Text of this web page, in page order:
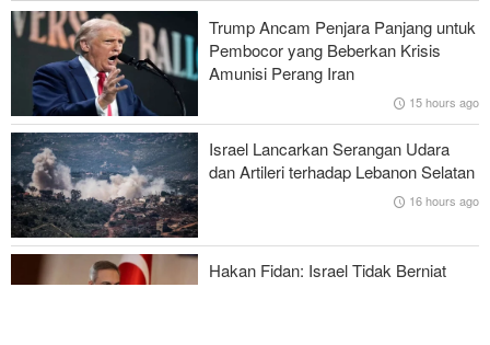
Brigjen Akrami Nia: Artesh dalam Kondisi Siaga Penuh
Foreign Policy: Riyadh Terjepit di Antara Iran dan Ansarullah,
Kebijakan Ini Gagal
Brigjen Ebnolreza: Teknologi Iran Lebih Unggul daripada Sistem
Impor Mana Pun di Kawasan
Mengapa AS Nyaris Kehabisan Senjata dalam perang melawan
Iran?
Trump Ancam Penjara Panjang untuk
Pembocor yang Beberkan Krisis
Amunisi Perang Iran
15 hours ago
Israel Lancarkan Serangan Udara
dan Artileri terhadap Lebanon Selatan
16 hours ago
Hakan Fidan: Israel Tidak Berniat